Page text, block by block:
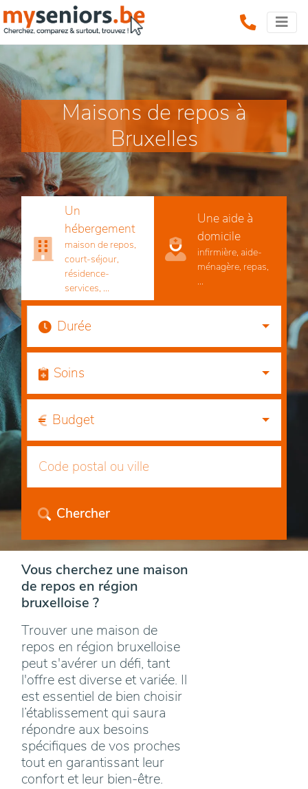
Maisons de repos à
Bruxelles
Un
hébergement
maison de repos,
court-séjour,
résidence-
services, ...
Une aide à
domicile
infirmière, aide-
ménagère, repas,
...
Durée
Soins
Budget
Chercher
Vous cherchez une maison
de repos en région
bruxelloise ?
Trouver une maison de
repos en région bruxelloise
peut s'avérer un défi, tant
l'offre est diverse et variée. Il
est essentiel de bien choisir
l’établissement qui saura
répondre aux besoins
spécifiques de vos proches
tout en garantissant leur
confort et leur bien-être.